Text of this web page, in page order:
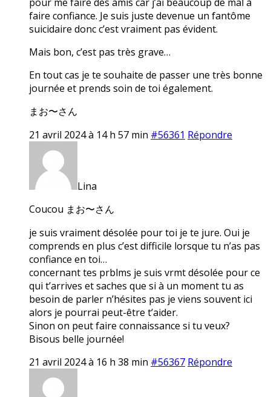
faire confiance. Je suis juste devenue un fantôme
suicidaire donc c’est vraiment pas évident.
Mais bon, c’est pas très grave…
En tout cas je te souhaite de passer une très bonne
journée et prends soin de toi également.
まお〜さん
21 avril 2024 à 14 h 57 min #56361 Répondre
Lina
Coucou まお〜さん
je suis vraiment désolée pour toi je te jure. Oui je
comprends en plus c’est difficile lorsque tu n’as pas
confiance en toi…
concernant tes prblms je suis vrmt désolée pour ce
qui t’arrives et saches que si à un moment tu as
besoin de parler n’hésites pas je viens souvent ici
alors je pourrai peut-être t’aider.
Sinon on peut faire connaissance si tu veux?
Bisous belle journée!
21 avril 2024 à 16 h 38 min #56367 Répondre